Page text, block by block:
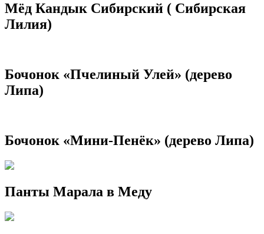
Мёд Кандык Сибирский ( Сибирская
Лилия)
Бочонок «Пчелиный Улей» (дерево
Липа)
Бочонок «Мини-Пенёк» (дерево Липа)
Панты Марала в Меду